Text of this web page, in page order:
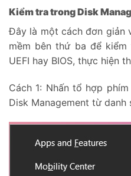
Kiểm tra trong Disk
Đây là một cách đơn giản
mềm bên thứ ba để
UEFI hay BIOS, thực hiện
Cách 1: Nhấn tổ hợp
Disk Management từ danh